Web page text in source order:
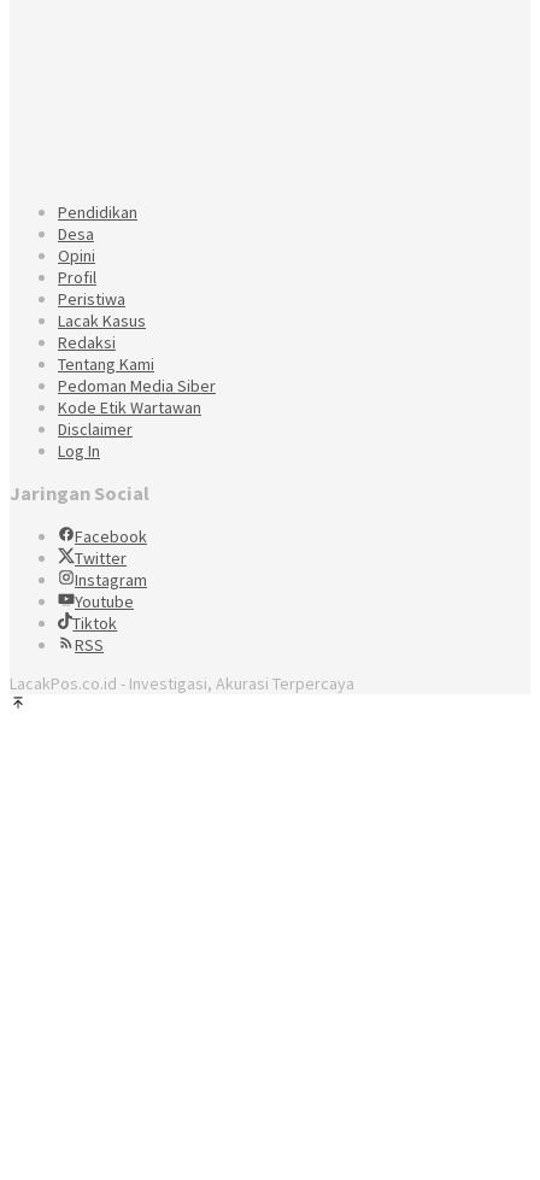
Pendidikan
Desa
Opini
Profil
Peristiwa
Lacak Kasus
Redaksi
Tentang Kami
Pedoman Media Siber
Kode Etik Wartawan
Disclaimer
Log In
Jaringan Social
Facebook
Twitter
Instagram
Youtube
Tiktok
RSS
LacakPos.co.id - Investigasi, Akurasi Terpercaya